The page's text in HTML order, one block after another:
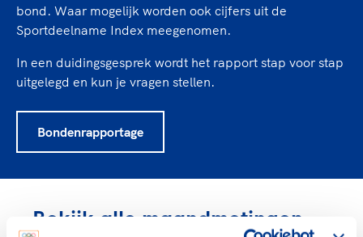
bond. Waar mogelijk worden ook cijfers uit de
Sportdeelname Index meegenomen.
In een duidingsgesprek wordt het rapport stap voor stap
uitgelegd en kun je vragen stellen.
Bondenrapportage
Bekijk alle maandmetingen